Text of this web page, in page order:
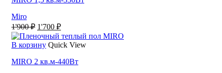
Miro
1'900₽ Первоначальная
цена
составляла
1'700 ₽Текущая
цена:
1'700 ₽.
В корзину Quick View
MIRO 2 кв.м-440Вт